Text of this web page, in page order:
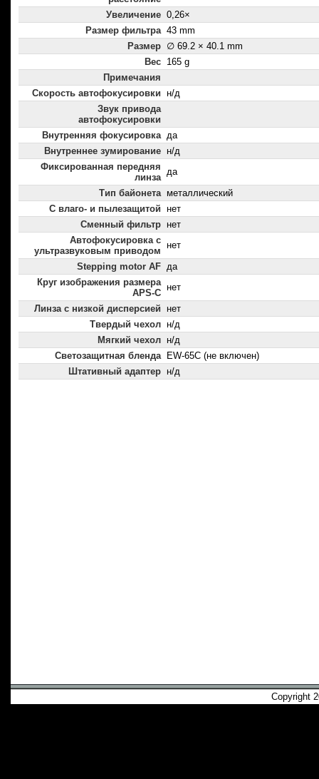
Увеличение 0,26×
Размер фильтра 43 mm
Размер ∅ 69.2 × 40.1 mm
Вес 165 g
Примечания
Скорость автофокусировки н/д
Звук привода
автофокусировки
Внутренняя фокусировка да
Внутреннее зумирование н/д
Фиксированная передняя
линза
да
Тип байонета металлический
С влаго- и пылезащитой нет
Сменный фильтр нет
Автофокусировка с
ультразвуковым приводом
нет
Stepping motor AF да
Круг изображения размера
APS-C
нет
Линза с низкой дисперсией
нет
Твердый чехол н/д
Мягкий чехол н/д
Светозащитная бленда
EW-65C (не включен)
Штативный адаптер н/д
Copyright